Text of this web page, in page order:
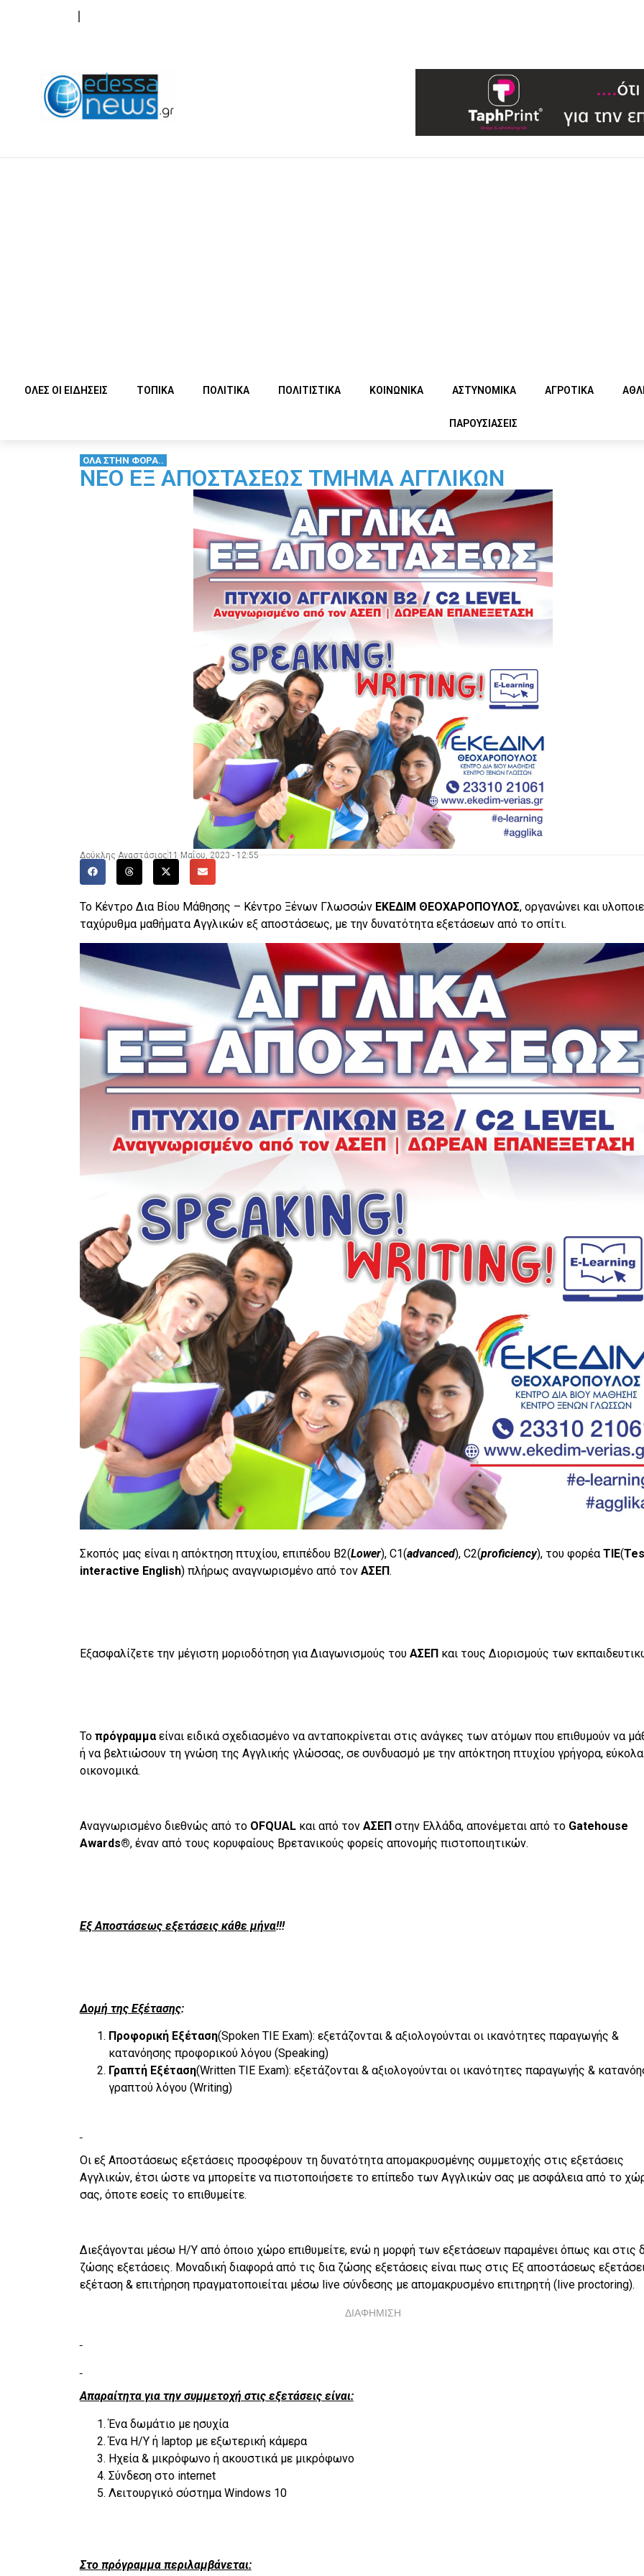
ΟΛΕΣ ΟΙ ΕΙΔΗΣΕΙΣ ΤΟΠΙΚΑ ΠΟΛΙΤΙΚΑ ΠΟΛΙΤΙΣΤΙΚΑ ΚΟΙΝΩΝΙΚΑ ΑΣΤΥΝΟΜΙΚΑ ΑΓΡΟΤΙΚΑ
ΠΑΡΟΥΣΙΑΣΕΙΣ
ΟΛΑ ΣΤΗΝ ΦΟΡΑ..
ΝΕΟ ΕΞ ΑΠΟΣΤΑΣΕΩΣ ΤΜΗΜΑ ΑΓΓΛΙΚΩΝ
Δούκλης Αναστάσιος 11 Μαΐου, 2023 - 12:55
Το Κέντρο Δια Βίου Μάθησης – Κέντρο Ξένων Γλωσσών ΕΚΕΔΙΜ ΘΕΟΧΑΡΟΠΟΥΛΟΣ, οργανώνει και
ταχύρυθμα μαθήματα Αγγλικών εξ αποστάσεως, με την δυνατότητα εξετάσεων από το σπίτι.
Σκοπός μας είναι η απόκτηση πτυχίου, επιπέδου B2(Lower), C1(advanced), C2(proficiency), του φορέα TIE(
interactive English) πλήρως αναγνωρισμένο από τον ΑΣΕΠ.
Εξασφαλίζετε την μέγιστη μοριοδότηση για Διαγωνισμούς του ΑΣΕΠκαι τους Διορισμούς των
Το πρόγραμμαείναι ειδικά σχεδιασμένο να ανταποκρίνεται στις ανάγκες των ατόμων που επιθυμούν να
ή να βελτιώσουν τη γνώση της Αγγλικής γλώσσας, σε συνδυασμό με την απόκτηση πτυχίου γρήγορα, εύκολα
οικονομικά.
Αναγνωρισμένο διεθνώς από το OFQUALκαι από τον ΑΣΕΠστην Ελλάδα, απονέμεται από το Gatehouse
Awards®, έναν από τους κορυφαίους Βρετανικούς φορείς απονομής πιστοποιητικών.
Εξ Αποστάσεως εξετάσεις κάθε μήνα!!!
Δομή της Εξέτασης:
Προφορική Εξέταση(Spoken TIE Exam): εξετάζονται & αξιολογούνται οι ικανότητες παραγωγής &
κατανόησης προφορικού λόγου (Speaking)
Γραπτή Εξέταση(Written TIE Exam): εξετάζονται & αξιολογούνται οι ικανότητες παραγωγής &
γραπτού λόγου (Writing)
Οι εξ Αποστάσεως εξετάσεις προσφέρουν τη δυνατότητα απομακρυσμένης συμμετοχής στις εξετάσεις
Αγγλικών, έτσι ώστε να μπορείτε να πιστοποιήσετε το επίπεδο των Αγγλικών σας με ασφάλεια από το
σας, όποτε εσείς το επιθυμείτε.
Διεξάγονται μέσω Η/Υ από όποιο χώρο επιθυμείτε, ενώ η μορφή των εξετάσεων παραμένει όπως και στις
ζώσης εξετάσεις. Μοναδική διαφορά από τις δια ζώσης εξετάσεις είναι πως στις Εξ αποστάσεως
εξέταση & επιτήρηση πραγματοποιείται μέσω live σύνδεσης με απομακρυσμένο επιτηρητή (live proctoring).
ΔΙΑΦΗΜΙΣΗ
Απαραίτητα για την συμμετοχή στις εξετάσεις είναι:
Ένα δωμάτιο με ησυχία
Ένα Η/Υ ή laptop με εξωτερική κάμερα
Ηχεία & μικρόφωνο ή ακουστικά με μικρόφωνο
Σύνδεση στο internet
Λειτουργικό σύστημα Windows 10
Στο πρόγραμμα περιλαμβάνεται: